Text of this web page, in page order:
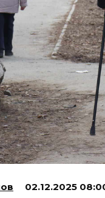
02.12.2025